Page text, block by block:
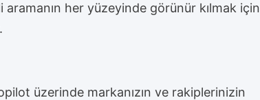
her yüzeyinde görünür kılmak için
üzerinde markanızın ve rakiplerinizin